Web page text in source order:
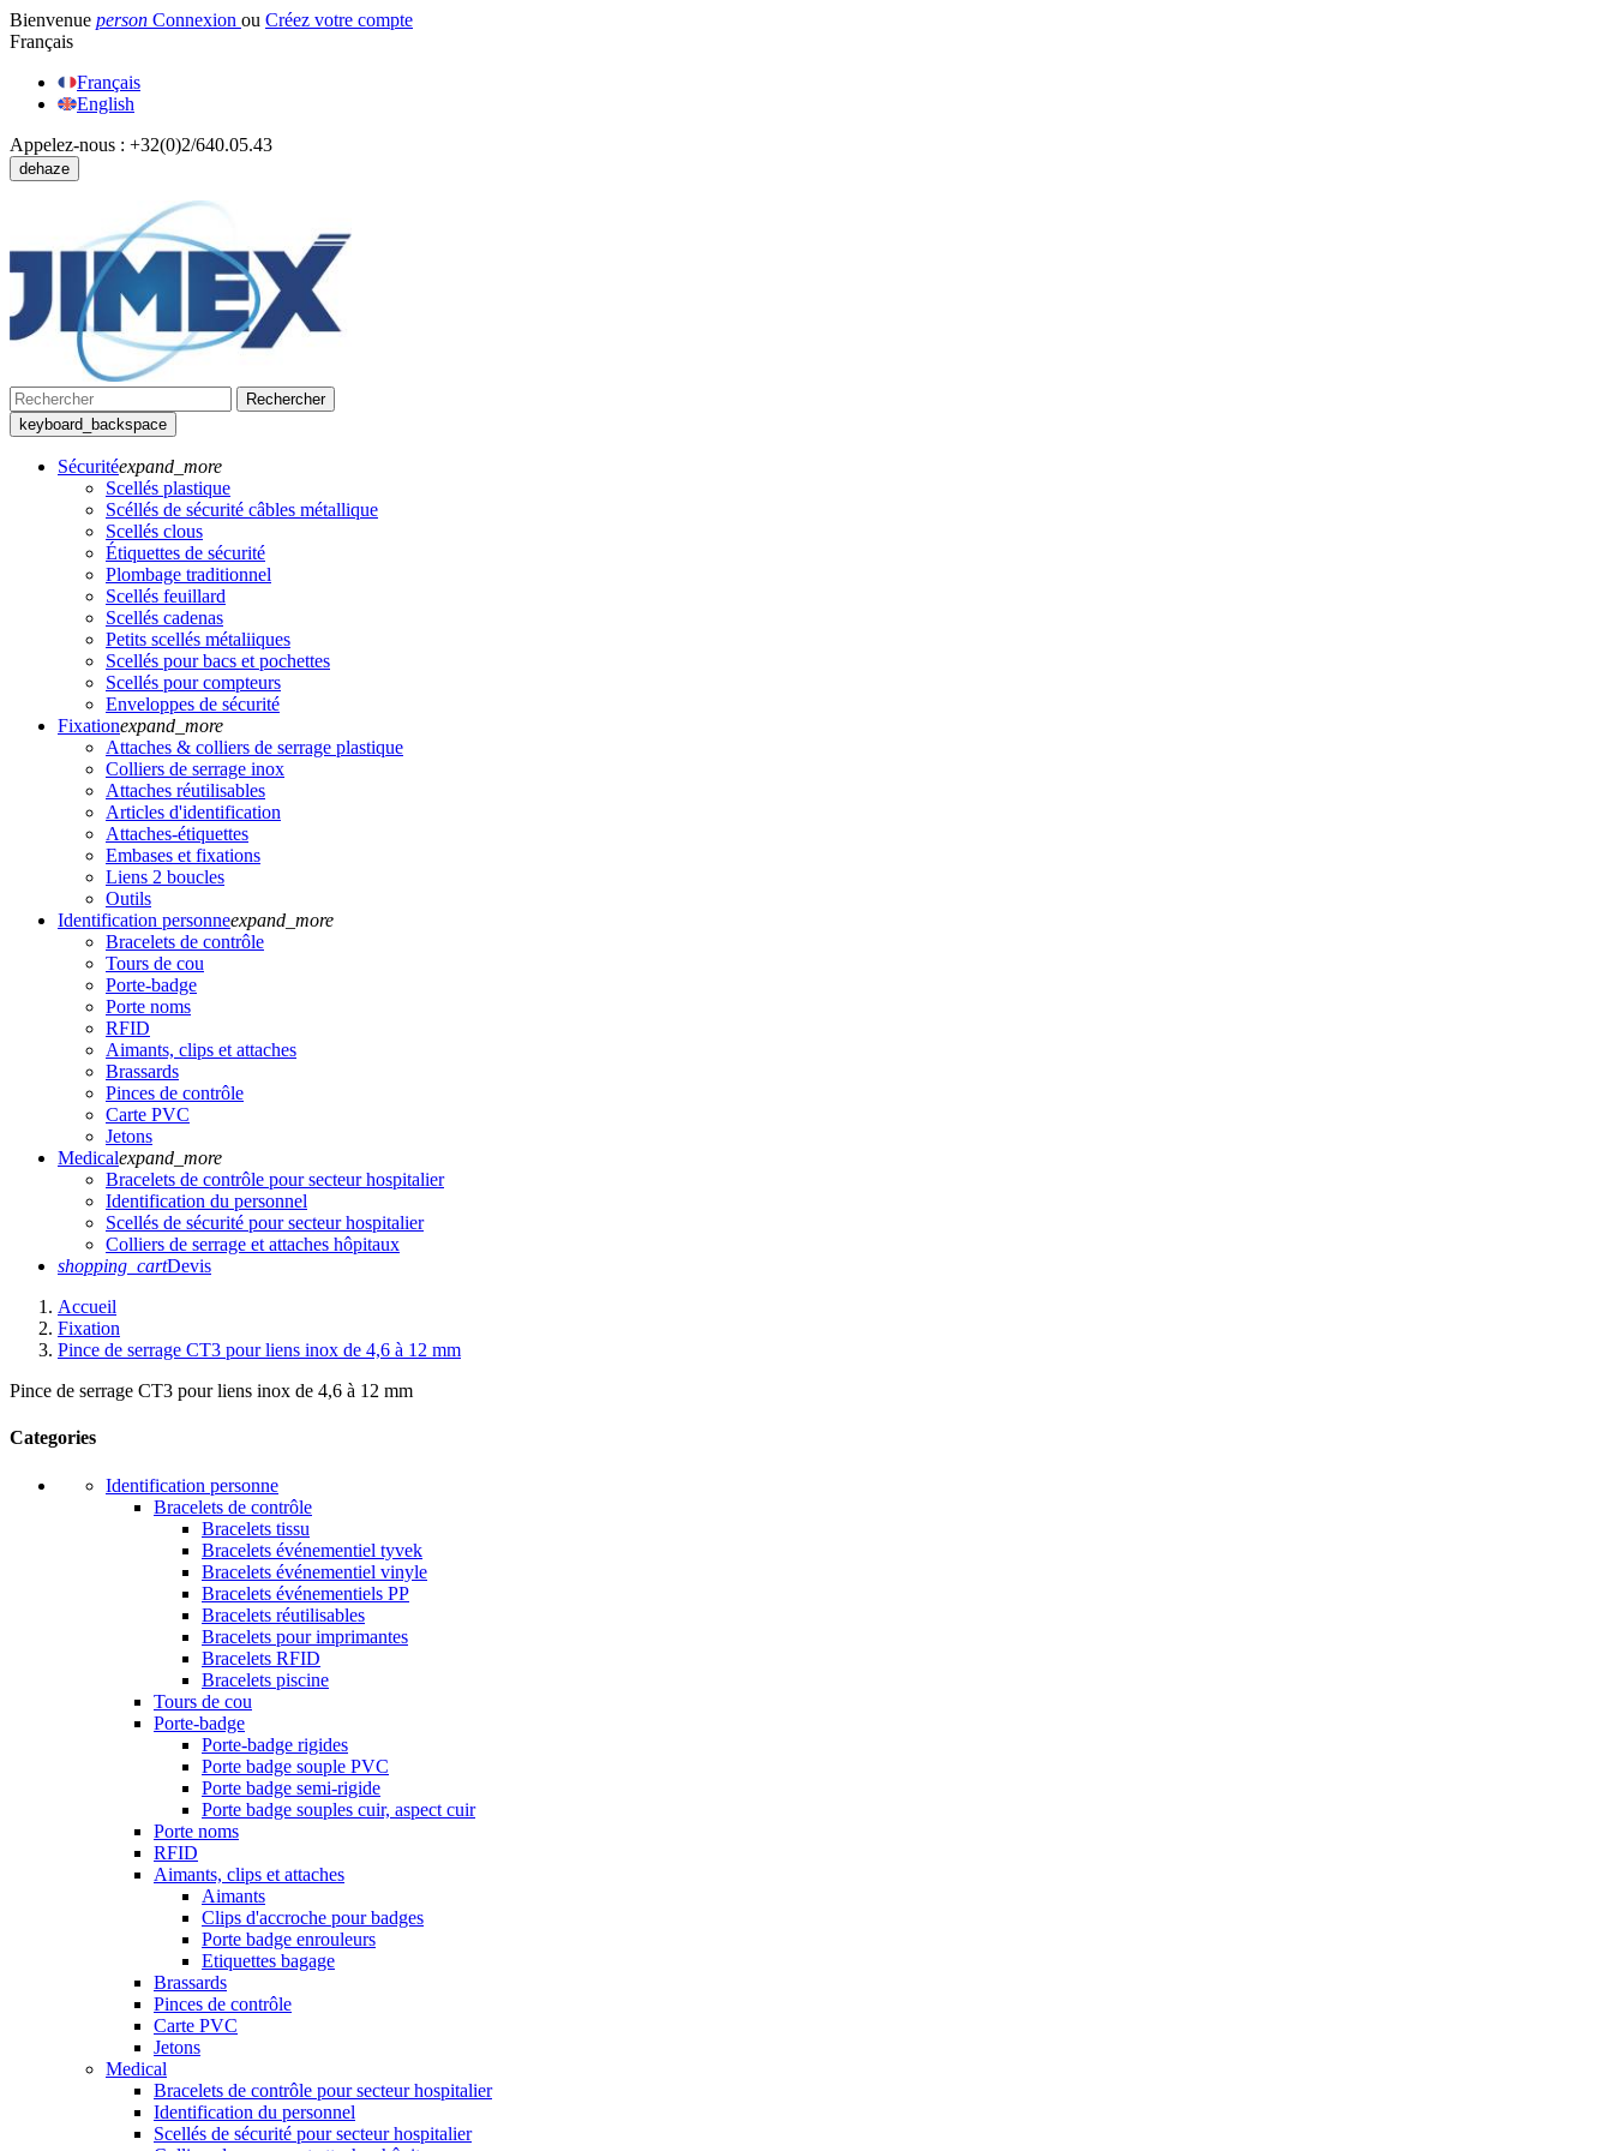
Bienvenue person Connexion ou Créez votre compte
Français
Français
English
Appelez-nous : +32(0)2/640.05.43
dehaze
Rechercher
keyboard_backspace
Sécuritéexpand_more
Scellés plastique
Scéllés de sécurité câbles métallique
Scellés clous
Étiquettes de sécurité
Plombage traditionnel
Scellés feuillard
Scellés cadenas
Petits scellés métaliiques
Scellés pour bacs et pochettes
Scellés pour compteurs
Enveloppes de sécurité
Fixationexpand_more
Attaches & colliers de serrage plastique
Colliers de serrage inox
Attaches réutilisables
Articles d'identification
Attaches-étiquettes
Embases et fixations
Liens 2 boucles
Outils
Identification personneexpand_more
Bracelets de contrôle
Tours de cou
Porte-badge
Porte noms
RFID
Aimants, clips et attaches
Brassards
Pinces de contrôle
Carte PVC
Jetons
Medicalexpand_more
Bracelets de contrôle pour secteur hospitalier
Identification du personnel
Scellés de sécurité pour secteur hospitalier
Colliers de serrage et attaches hôpitaux
shopping_cartDevis
Accueil
Fixation
Pince de serrage CT3 pour liens inox de 4,6 à 12 mm
Pince de serrage CT3 pour liens inox de 4,6 à 12 mm
Categories
Identification personne
Bracelets de contrôle
Bracelets tissu
Bracelets événementiel tyvek
Bracelets événementiel vinyle
Bracelets événementiels PP
Bracelets réutilisables
Bracelets pour imprimantes
Bracelets RFID
Bracelets piscine
Tours de cou
Porte-badge
Porte-badge rigides
Porte badge souple PVC
Porte badge semi-rigide
Porte badge souples cuir, aspect cuir
Porte noms
RFID
Aimants, clips et attaches
Aimants
Clips d'accroche pour badges
Porte badge enrouleurs
Etiquettes bagage
Brassards
Pinces de contrôle
Carte PVC
Jetons
Medical
Bracelets de contrôle pour secteur hospitalier
Identification du personnel
Scellés de sécurité pour secteur hospitalier